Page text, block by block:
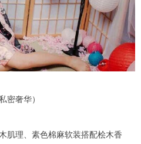
奢华）
理、素色棉麻软装搭配桧木香